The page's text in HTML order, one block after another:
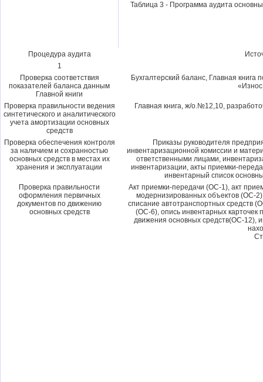
Таблица 3 - Программа аудита
Процедура аудита
1
Проверка соответствия
показателей баланса данным
Главной книги
Бухгалтерский баланс, Главная
Проверка правильности ведения
синтетического и аналитического
учета амортизации основных
средств
Главная книга, ж/о.№12,10,
Проверка обеспечения контроля
за наличием и сохранностью
основных средств в местах их
хранения и эксплуатации
Приказы руководителя
инвентаризационной комиссии и
ответственными лицами,
инвентаризации, акты приемки-
инвентарный список
Проверка правильности
оформления первичных
документов по движению
основных средств
Акт приемки-передачи (ОС-1), акт
модернизированных объектов (ОС-
списание автотранспортных средств
(ОС-6), опись инвентарных карточек
движения основных средств(ОС-12),